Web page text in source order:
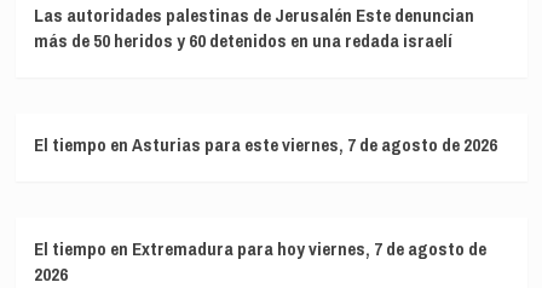
Las autoridades palestinas de Jerusalén Este denuncian
más de 50 heridos y 60 detenidos en una redada israelí
El tiempo en Asturias para este viernes, 7 de agosto de 2026
El tiempo en Extremadura para hoy viernes, 7 de agosto de
2026